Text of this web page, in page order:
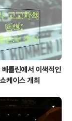
를린에서 이색적인
케이스 개최